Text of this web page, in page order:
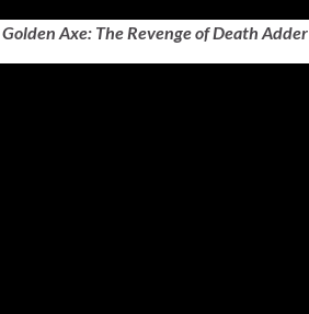
Golden Axe: The Revenge of Death Adder